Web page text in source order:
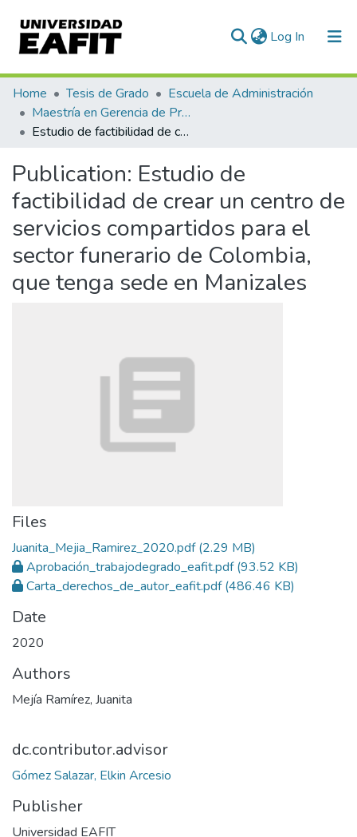
Log In (current)
Communities & Collections
All of DSpace
Home Tesis de Grado
Escuela de Administración
Maestría en Gerencia de Proyectos (Tesis)
Estudio de factibilidad de crear un centro de servicios compartidos para el sector funerario de Colombia, que tenga sede en Manizales
Publication: Estudio de
factibilidad de crear un centro de
servicios compartidos para el
sector funerario de Colombia,
que tenga sede en Manizales
Files
Juanita_Mejia_Ramirez_2020.pdf(2.29 MB)
Aprobación_trabajodegrado_eafit.pdf(93.52 KB)
Carta_derechos_de_autor_eafit.pdf(486.46 KB)
Date
2020
Authors
Mejía Ramírez, Juanita
dc.contributor.advisor
Gómez Salazar, Elkin Arcesio
Publisher
Universidad EAFIT